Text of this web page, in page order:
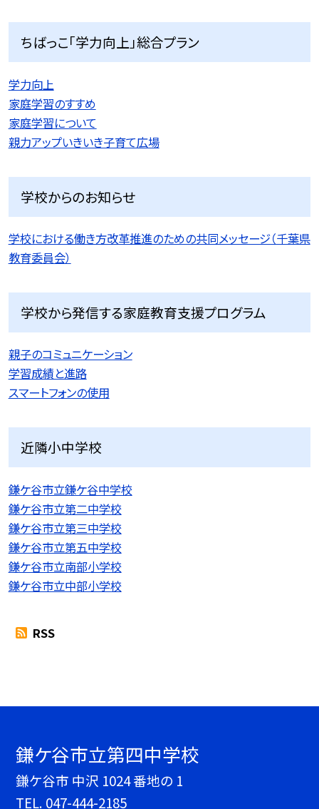
ちばっこ「学力向上」総合プラン
学力向上
家庭学習のすすめ
家庭学習について
親力アップいきいき子育て広場
学校からのお知らせ
学校における働き方改革推進のための共同メッセージ（千葉県
教育委員会）
学校から発信する家庭教育支援プログラム
親子のコミュニケーション
学習成績と進路
スマートフォンの使用
近隣小中学校
鎌ケ谷市立鎌ケ谷中学校
鎌ケ谷市立第二中学校
鎌ケ谷市立第三中学校
鎌ケ谷市立第五中学校
鎌ケ谷市立南部小学校
鎌ケ谷市立中部小学校
RSS
鎌ケ谷市立第四中学校
鎌ケ谷市 中沢 1024 番地の 1
TEL. 047-444-2185